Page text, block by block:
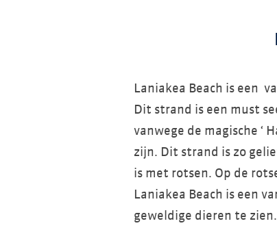
Laniakea Beach is een
Dit strand is een must
vanwege de magische ‘
zijn. Dit strand is zo
is met rotsen. Op de
Laniakea Beach is een
geweldige dieren te